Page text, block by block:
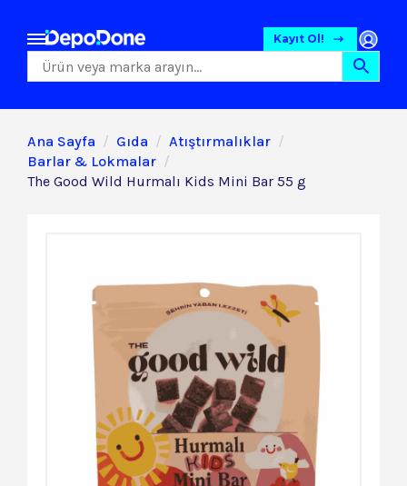
Kozmetik
Kayıt Ol!
Ana Sayfa Gıda
Atıştırmalıklar
Barlar & Lokmalar
The Good Wild Hurmalı Kids Mini Bar 55 g